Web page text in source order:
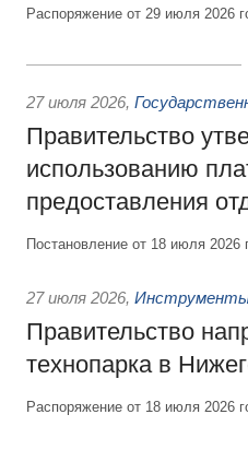
Распоряжение от 29 июля 2026
27 июля 2026,
Правительство
использованию
предоставления
Постановление от 18 июля
27 июля 2026, Инструменты
Правительство
технопарка в
Распоряжение от 18 июля 2026